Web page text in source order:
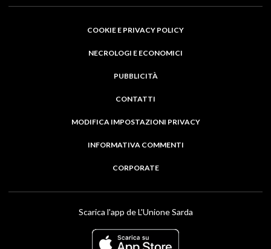
COOKIE E PRIVACY POLICY
NECROLOGI E ECONOMICI
PUBBLICITÀ
CONTATTI
MODIFICA IMPOSTAZIONI PRIVACY
INFORMATIVA COMMENTI
CORPORATE
Scarica l'app de L'Unione Sarda